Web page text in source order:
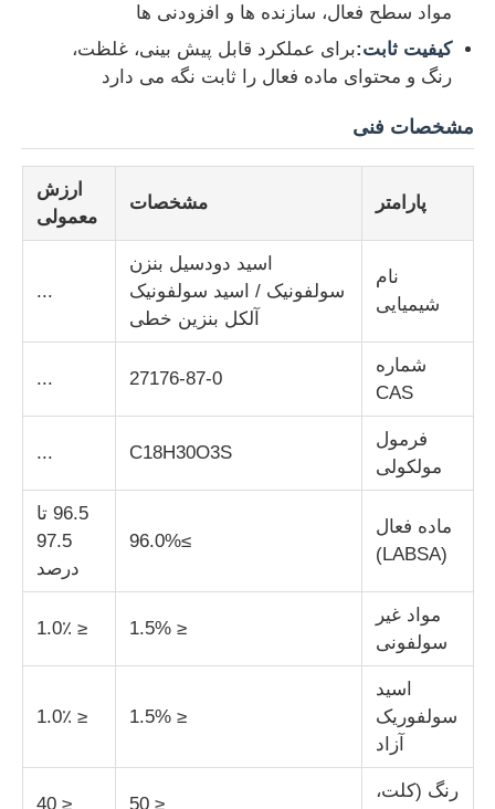
کنترل کیفیت
تماس با ما
اخبار
پرسولفات ها
کلرید
افزودنی های نفتی
مواد افزودنی مواد غذایی
مواد شیمیایی متالورژیک
مواد اولیه الکترونیک
مواد سطح فعال، سازنده ها و افزودنی ها
کیفیت ثابت:برای عملکرد قابل پیش بینی، غلظت،
رنگ و محتوای ماده فعال را ثابت نگه می دارد
مشخصات فنی
پارامتر مشخصات
ارزش
معمولی
نام
شیمیایی
اسید دودسیل بنزن
سولفونیک / اسید سولفونیک
آلکل بنزین خطی
...
شماره
CAS
27176-87-0
...
فرمول
مولکولی
C18H30O3S
...
ماده فعال
(LABSA)
≥96.0%
96.5 تا
97.5
درصد
مواد غیر
سولفونی
≤ 1.5% ≤ 1.0٪
اسید
سولفوریک
آزاد
≤ 1.5% ≤ 1.0٪
رنگ (کلت،
≤ 50
≤ 40